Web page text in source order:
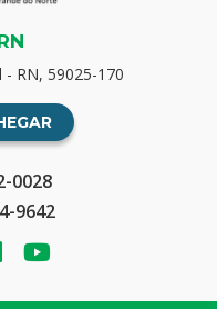
RN, 59025-170
0028
9642